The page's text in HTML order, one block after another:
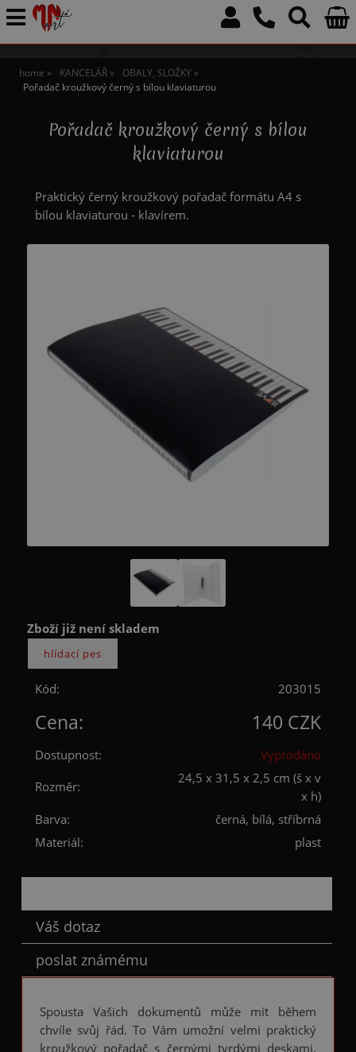
home KANCELÁŘ
OBALY, SLOŽKY
Pořadač kroužkový černý s bílou klaviaturou
Pořadač kroužkový černý s bílou
klaviaturou
Praktický černý kroužkový pořadač formátu A4 s
bílou klaviaturou - klavírem.
Zboží již není skladem
Kód: 203015
Cena: 140 CZK
Dostupnost:
Vyprodáno
Rozměr:
24,5 x 31,5 x 2,5 cm (š x v
x h)
Barva:
černá, bílá, stříbrná
Materiál:
plast
Váš dotaz
poslat známému
Spousta Vašich dokumentů může mít během
chvíle svůj řád. To Vám umožní velmi praktický
kroužkový pořadač s černými tvrdými deskami.